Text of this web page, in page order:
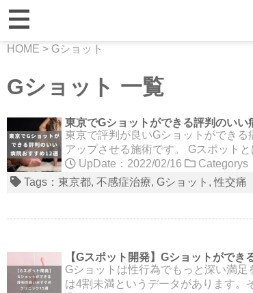
HOME > Gショット
Gショット 一覧
東京でGショットができる評判のいい
東京で評判が良いGショットができ
アップさせる施術です。 Gスポット
UpDate：2022/02/16
Categorys
Tags： 東京都 不感症治療 Gショット 性交痛
【Gスポット開発】Gショットがで
Gショットは性行為でもっと深い満
は4割未満というデータがあります